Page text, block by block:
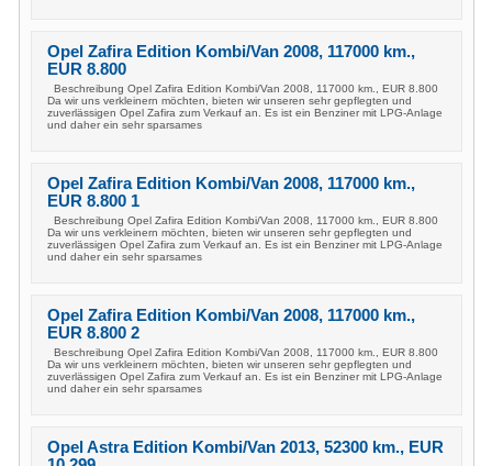
Opel Zafira Edition Kombi/Van 2008, 117000 km.,
EUR 8.800
Beschreibung Opel Zafira Edition Kombi/Van 2008, 117000 km., EUR 8.800
Da wir uns verkleinern möchten, bieten wir unseren sehr gepflegten und
zuverlässigen Opel Zafira zum Verkauf an. Es ist ein Benziner mit LPG-Anlage
und daher ein sehr sparsames
Opel Zafira Edition Kombi/Van 2008, 117000 km.,
EUR 8.800 1
Beschreibung Opel Zafira Edition Kombi/Van 2008, 117000 km., EUR 8.800
Da wir uns verkleinern möchten, bieten wir unseren sehr gepflegten und
zuverlässigen Opel Zafira zum Verkauf an. Es ist ein Benziner mit LPG-Anlage
und daher ein sehr sparsames
Opel Zafira Edition Kombi/Van 2008, 117000 km.,
EUR 8.800 2
Beschreibung Opel Zafira Edition Kombi/Van 2008, 117000 km., EUR 8.800
Da wir uns verkleinern möchten, bieten wir unseren sehr gepflegten und
zuverlässigen Opel Zafira zum Verkauf an. Es ist ein Benziner mit LPG-Anlage
und daher ein sehr sparsames
Opel Astra Edition Kombi/Van 2013, 52300 km., EUR